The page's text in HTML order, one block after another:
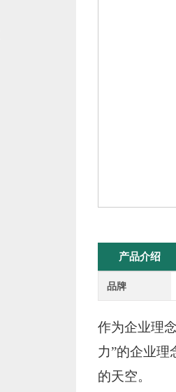
产品介绍
品牌
作为企业理
力”的企业理
的天空。